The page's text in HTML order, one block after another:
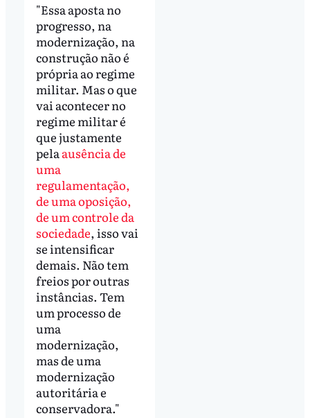
"Essa aposta no
progresso, na
modernização, na
construção não é
própria ao regime
militar. Mas o que
vai acontecer no
regime militar é
que justamente
pelaausência de
uma
regulamentação,
de uma oposição,
de um controle da
sociedade, isso vai
se intensificar
demais. Não tem
freios por outras
instâncias. Tem
um processo de
uma
modernização,
mas de uma
modernização
autoritária e
conservadora."